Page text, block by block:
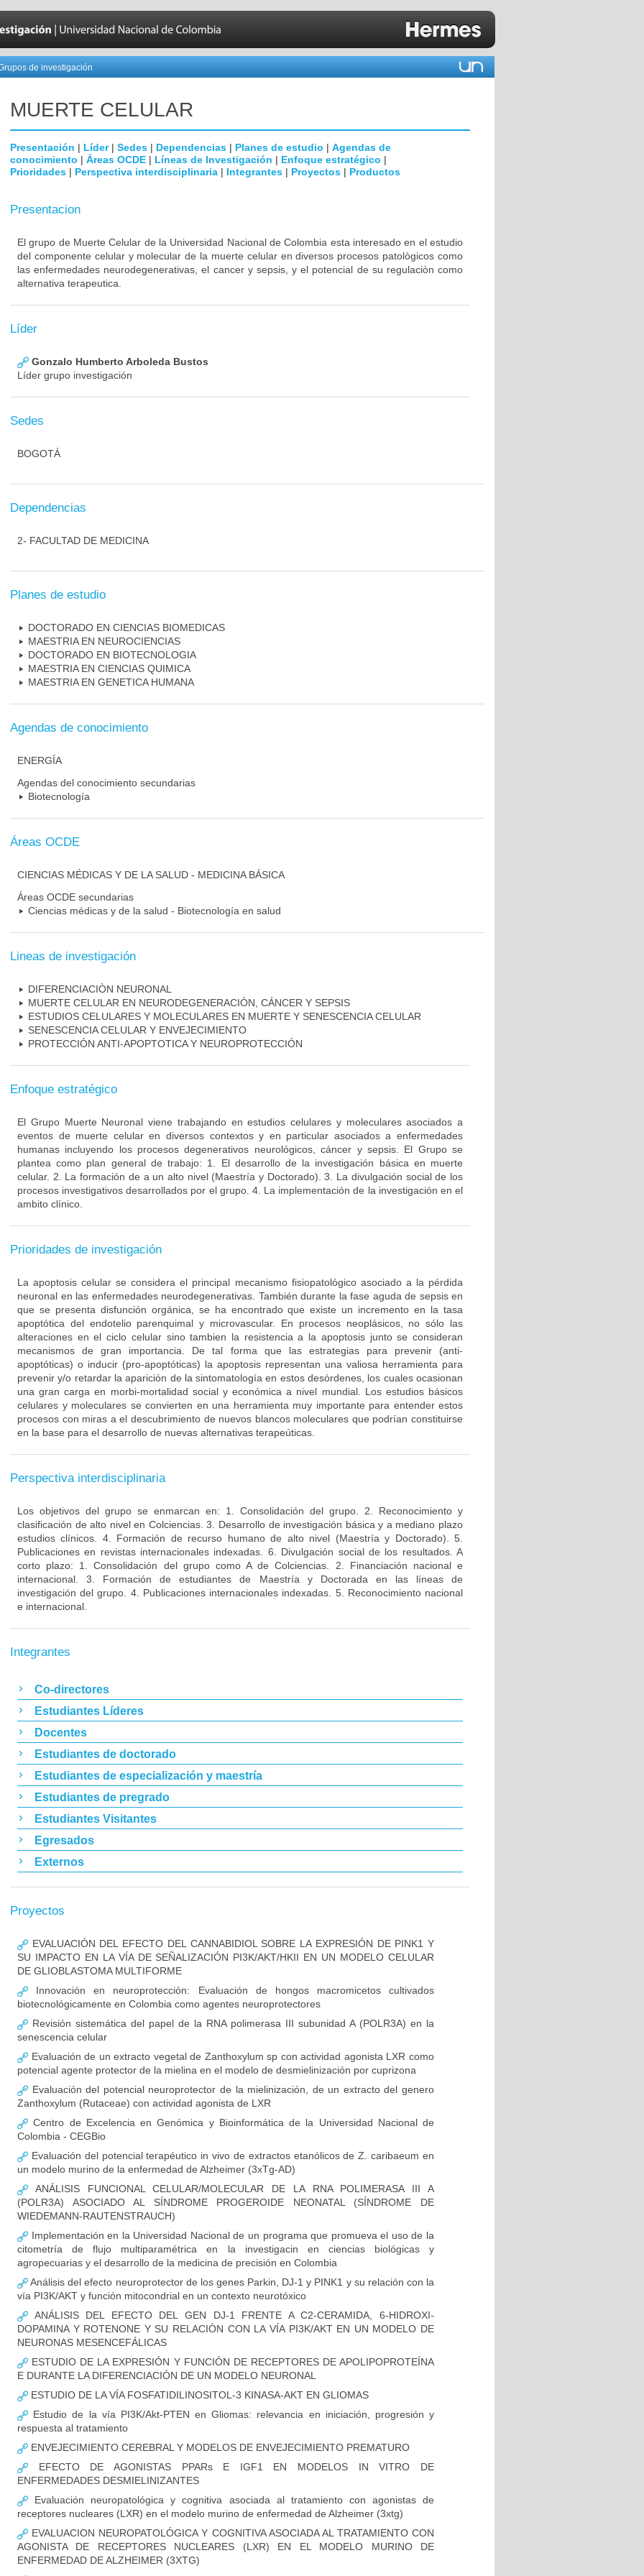
de investigación
MUERTE CELULAR
Presentación | Líder| Sedes | Dependencias | Planes de estudio | Agendas de
conocimiento | Áreas OCDE | Líneas de Investigación | Enfoque estratégico |
Prioridades | Perspectiva interdisciplinaria | Integrantes | Proyectos | Productos
Presentacion
El grupo de Muerte Celular de la Universidad Nacional de Colombia esta interesado en el estudio
del componente celular y molecular de la muerte celular en diversos procesos patològicos como
las enfermedades neurodegenerativas, el cancer y sepsis, y el potencial de su regulaciòn como
alternativa terapeutica.
Líder
Gonzalo Humberto Arboleda Bustos
Líder grupo investigación
Sedes
BOGOTÁ
Dependencias
2- FACULTAD DE MEDICINA
Planes de estudio
DOCTORADO EN CIENCIAS BIOMEDICAS
MAESTRIA EN NEUROCIENCIAS
DOCTORADO EN BIOTECNOLOGIA
MAESTRIA EN CIENCIAS QUIMICA
MAESTRIA EN GENETICA HUMANA
Agendas de conocimiento
ENERGÍA
Agendas del conocimiento secundarias
Biotecnología
Áreas OCDE
CIENCIAS MÉDICAS Y DE LA SALUD - MEDICINA BÁSICA
Áreas OCDE secundarias
Ciencias médicas y de la salud - Biotecnología en salud
Lineas de investigación
DIFERENCIACIÒN NEURONAL
MUERTE CELULAR EN NEURODEGENERACIÓN, CÁNCER Y SEPSIS
ESTUDIOS CELULARES Y MOLECULARES EN MUERTE Y SENESCENCIA CELULAR
SENESCENCIA CELULAR Y ENVEJECIMIENTO
PROTECCIÓN ANTI-APOPTOTICA Y NEUROPROTECCIÓN
Enfoque estratégico
El Grupo Muerte Neuronal viene trabajando en estudios celulares y moleculares asociados a
eventos de muerte celular en diversos contextos y en particular asociados a enfermedades
humanas incluyendo los procesos degenerativos neurológicos, cáncer y sepsis. El Grupo se
plantea como plan general de trabajo: 1. El desarrollo de la investigación básica en muerte
celular. 2. La formación de a un alto nivel (Maestría y Doctorado). 3. La divulgación social de los
procesos investigativos desarrollados por el grupo. 4. La implementación de la investigación en el
ambito clínico.
Prioridades de investigación
La apoptosis celular se considera el principal mecanismo fisiopatológico asociado a la pérdida
neuronal en las enfermedades neurodegenerativas. También durante la fase aguda de sepsis en
que se presenta disfunción orgánica, se ha encontrado que existe un incremento en la tasa
apoptótica del endotelio parenquimal y microvascular. En procesos neoplásicos, no sólo las
alteraciones en el ciclo celular sino tambien la resistencia a la apoptosis junto se consideran
mecanismos de gran importancia. De tal forma que las estrategias para prevenir (anti-
apoptóticas) o inducir (pro-apoptóticas) la apoptosis representan una valiosa herramienta para
prevenir y/o retardar la aparición de la sintomatología en estos desórdenes, los cuales ocasionan
una gran carga en morbi-mortalidad social y económica a nivel mundial. Los estudios básicos
celulares y moleculares se convierten en una herramienta muy importante para entender estos
procesos con miras a el descubrimiento de nuevos blancos moleculares que podrían constituirse
en la base para el desarrollo de nuevas alternativas terapeúticas.
Perspectiva interdisciplinaria
Los objetivos del grupo se enmarcan en: 1. Consolidación del grupo. 2. Reconocimiento y
clasificación de alto nivel en Colciencias. 3. Desarrollo de investigación básica y a mediano plazo
estudios clínicos. 4. Formación de recurso humano de alto nivel (Maestría y Doctorado). 5.
Publicaciones en revistas internacionales indexadas. 6. Divulgación social de los resultados. A
corto plazo: 1. Consolidación del grupo como A de Colciencias. 2. Financiación nacional e
internacional. 3. Formación de estudiantes de Maestría y Doctorada en las líneas de
investigación del grupo. 4. Publicaciones internacionales indexadas. 5. Reconocimiento nacional
e internacional.
Integrantes
Co-directores
Estudiantes Líderes
Docentes
Estudiantes de doctorado
Estudiantes de especialización y maestría
Estudiantes de pregrado
Estudiantes Visitantes
Egresados
Externos
Proyectos
EVALUACIÓN DEL EFECTO DEL CANNABIDIOL SOBRE LA EXPRESIÓN DE PINK1 Y
SU IMPACTO EN LA VÍA DE SEÑALIZACIÓN PI3K/AKT/HKII EN UN MODELO CELULAR
DE GLIOBLASTOMA MULTIFORME
Innovación en neuroprotección: Evaluación de hongos macromicetos cultivados
biotecnológicamente en Colombia como agentes neuroprotectores
Revisión sistemática del papel de la RNA polimerasa III subunidad A (POLR3A) en la
senescencia celular
Evaluación de un extracto vegetal de Zanthoxylum sp con actividad agonista LXR como
potencial agente protector de la mielina en el modelo de desmielinización por cuprizona
Evaluación del potencial neuroprotector de la mielinización, de un extracto del genero
Zanthoxylum (Rutaceae) con actividad agonista de LXR
Centro de Excelencia en Genómica y Bioinformática de la Universidad Nacional de
Colombia - CEGBio
Evaluación del potencial terapéutico in vivo de extractos etanólicos de Z. caribaeum en
un modelo murino de la enfermedad de Alzheimer (3xTg-AD)
ANÁLISIS FUNCIONAL CELULAR/MOLECULAR DE LA RNA POLIMERASA III A
(POLR3A) ASOCIADO AL SÍNDROME PROGEROIDE NEONATAL (SÍNDROME DE
WIEDEMANN-RAUTENSTRAUCH)
Implementación en la Universidad Nacional de un programa que promueva el uso de la
citometría de flujo multiparamétrica en la investigacin en ciencias biológicas y
agropecuarias y el desarrollo de la medicina de precisión en Colombia
Análisis del efecto neuroprotector de los genes Parkin, DJ-1 y PINK1 y su relación con la
vía PI3K/AKT y función mitocondrial en un contexto neurotóxico
ANÁLISIS DEL EFECTO DEL GEN DJ-1 FRENTE A C2-CERAMIDA, 6-HIDROXI-
DOPAMINA Y ROTENONE Y SU RELACIÓN CON LA VÍA PI3K/AKT EN UN MODELO DE
NEURONAS MESENCEFÁLICAS
ESTUDIO DE LA EXPRESIÓN Y FUNCIÓN DE RECEPTORES DE APOLIPOPROTEÍNA
E DURANTE LA DIFERENCIACIÓN DE UN MODELO NEURONAL
ESTUDIO DE LA VÍA FOSFATIDILINOSITOL-3 KINASA-AKT EN GLIOMAS
Estudio de la vía PI3K/Akt-PTEN en Gliomas: relevancia en iniciación, progresión y
respuesta al tratamiento
ENVEJECIMIENTO CEREBRAL Y MODELOS DE ENVEJECIMIENTO PREMATURO
EFECTO DE AGONISTAS PPARs E IGF1 EN MODELOS IN VITRO DE
ENFERMEDADES DESMIELINIZANTES
Evaluación neuropatológica y cognitiva asociada al tratamiento con agonistas de
receptores nucleares (LXR) en el modelo murino de enfermedad de Alzheimer (3xtg)
EVALUACION NEUROPATOLÓGICA Y COGNITIVA ASOCIADA AL TRATAMIENTO CON
AGONISTA DE RECEPTORES NUCLEARES (LXR) EN EL MODELO MURINO DE
ENFERMEDAD DE ALZHEIMER (3XTG)